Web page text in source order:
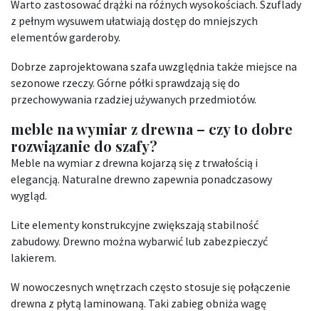
Warto zastosować drążki na różnych wysokościach. Szuflady
z pełnym wysuwem ułatwiają dostęp do mniejszych
elementów garderoby.
Dobrze zaprojektowana szafa uwzględnia także miejsce na
sezonowe rzeczy. Górne półki sprawdzają się do
przechowywania rzadziej używanych przedmiotów.
meble na wymiar z drewna – czy to dobre
rozwiązanie do szafy?
Meble na wymiar z drewna kojarzą się z trwałością i
elegancją. Naturalne drewno zapewnia ponadczasowy
wygląd.
Lite elementy konstrukcyjne zwiększają stabilność
zabudowy. Drewno można wybarwić lub zabezpieczyć
lakierem.
W nowoczesnych wnętrzach często stosuje się połączenie
drewna z płytą laminowaną. Taki zabieg obniża wagę